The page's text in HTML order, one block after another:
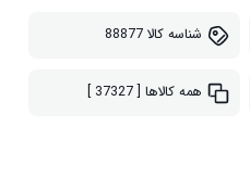
شناسه کالا88877
همه کالاها [ 37327 ]